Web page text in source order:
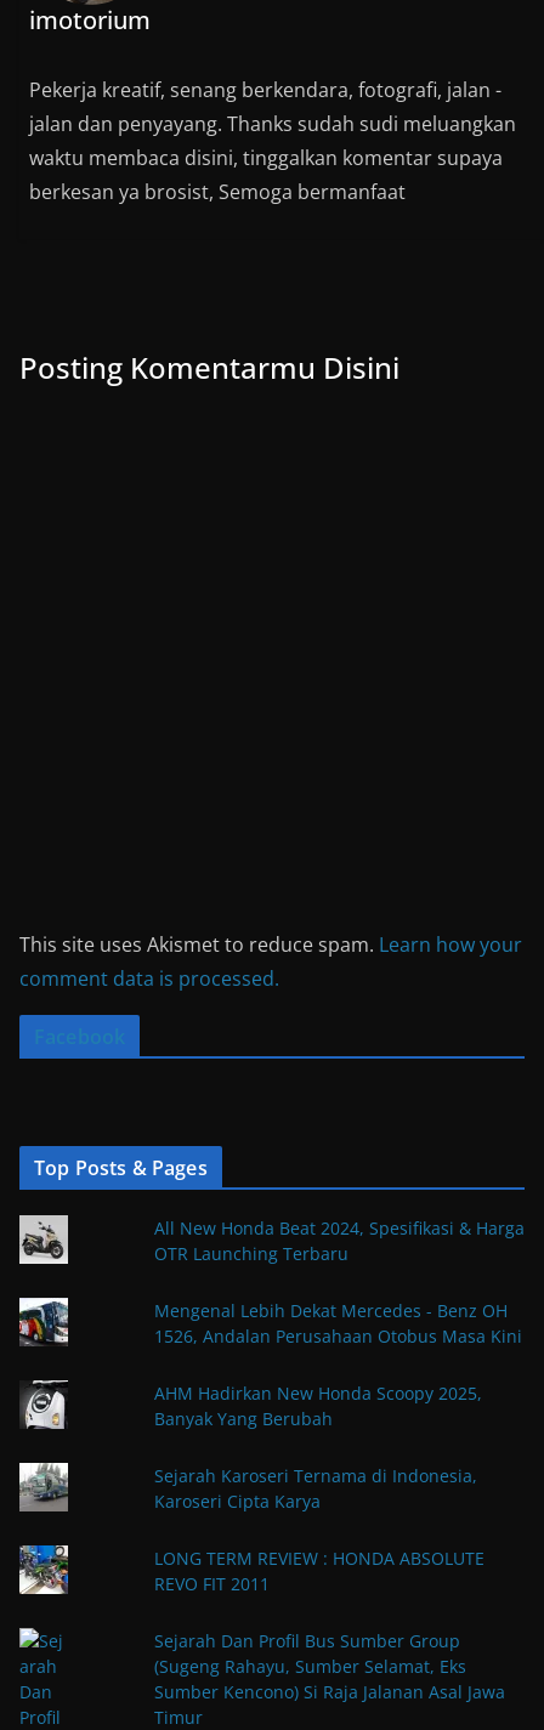
imotorium
Pekerja kreatif, senang berkendara, fotografi, jalan -
jalan dan penyayang. Thanks sudah sudi meluangkan
waktu membaca disini, tinggalkan komentar supaya
berkesan ya brosist, Semoga bermanfaat
Posting Komentarmu Disini
This site uses Akismet to reduce spam. Learn how your
comment data is processed.
Facebook
Top Posts & Pages
All New Honda Beat 2024, Spesifikasi & Harga
OTR Launching Terbaru
Mengenal Lebih Dekat Mercedes - Benz OH
1526, Andalan Perusahaan Otobus Masa Kini
AHM Hadirkan New Honda Scoopy 2025,
Banyak Yang Berubah
Sejarah Karoseri Ternama di Indonesia,
Karoseri Cipta Karya
LONG TERM REVIEW : HONDA ABSOLUTE
REVO FIT 2011
Sejarah Dan Profil Bus Sumber Group
(Sugeng Rahayu, Sumber Selamat, Eks
Sumber Kencono) Si Raja Jalanan Asal Jawa
Timur